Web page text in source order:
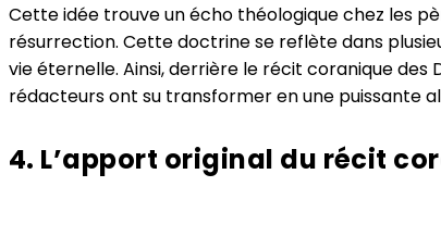
Cette idée trouve un écho théologique chez les
résurrection. Cette doctrine se reflète dans
vie éternelle. Ainsi, derrière le récit coranique
rédacteurs ont su transformer en une puissante
4. L’apport original du récit